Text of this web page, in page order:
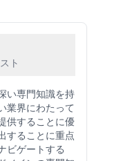
ト
い専門知識を持
業界にわたって
供することに優
することに重点
ビゲートする